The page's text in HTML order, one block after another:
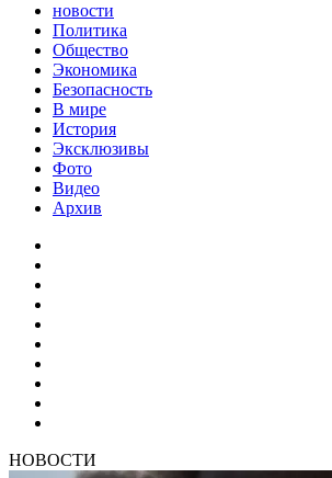
новости
Политика
Общество
Экономика
Безопасность
В мире
История
Эксклюзивы
Фото
Видео
Архив
НОВОСТИ